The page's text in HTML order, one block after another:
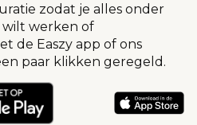
zodat je alles onder
werken of
de Easzy app of ons
paar klikken geregeld.